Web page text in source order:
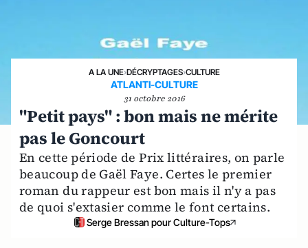
A LA UNE›DÉCRYPTAGES›CULTURE
ATLANTI-CULTURE
31 octobre 2016
"Petit pays" : bon mais ne mérite
pas le Goncourt
En cette période de Prix littéraires, on parle
beaucoup de Gaël Faye. Certes le premier
roman du rappeur est bon mais il n'y a pas
de quoi s'extasier comme le font certains.
Serge Bressan pour Culture-Tops